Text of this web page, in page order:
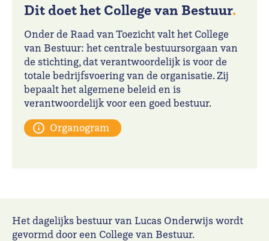
Dit doet het College van Bestuur.
Onder de Raad van Toezicht valt het College
van Bestuur: het centrale bestuursorgaan van
de stichting, dat verantwoordelijk is voor de
totale bedrijfsvoering van de organisatie. Zij
bepaalt het algemene beleid en is
verantwoordelijk voor een goed bestuur.
Organogram
Het dagelijks bestuur van Lucas Onderwijs wordt
gevormd door een College van Bestuur.